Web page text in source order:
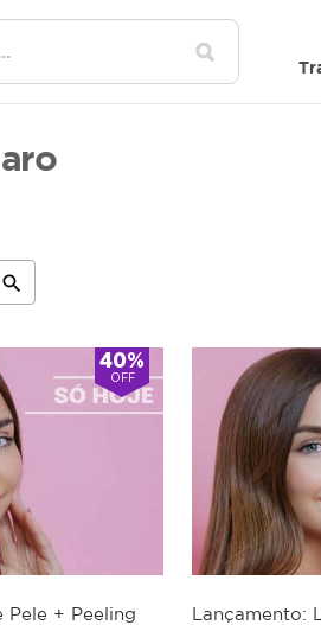
search
40%
OFF
Pele + Peeling
Lançamento: